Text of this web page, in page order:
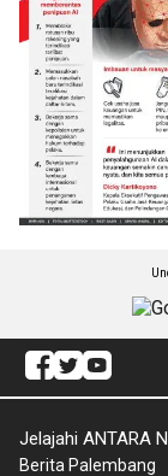
Jelajahi ANTARA
Berita Palembang